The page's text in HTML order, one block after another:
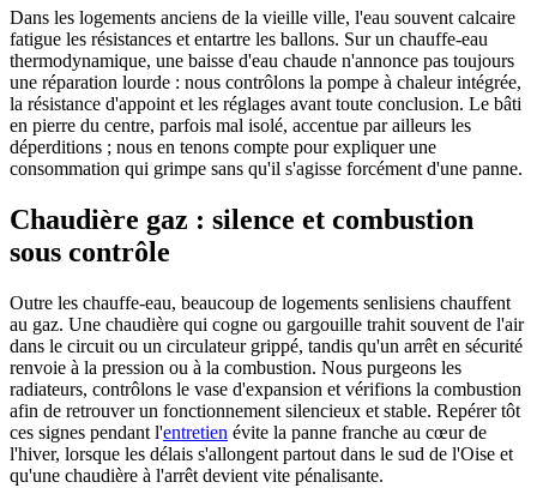
Dans les logements anciens de la vieille ville, l'eau souvent calcaire
fatigue les résistances et entartre les ballons. Sur un chauffe-eau
thermodynamique, une baisse d'eau chaude n'annonce pas toujours
une réparation lourde : nous contrôlons la pompe à chaleur intégrée,
la résistance d'appoint et les réglages avant toute conclusion. Le bâti
en pierre du centre, parfois mal isolé, accentue par ailleurs les
déperditions ; nous en tenons compte pour expliquer une
consommation qui grimpe sans qu'il s'agisse forcément d'une panne.
Chaudière gaz : silence et combustion
sous contrôle
Outre les chauffe-eau, beaucoup de logements senlisiens chauffent
au gaz. Une chaudière qui cogne ou gargouille trahit souvent de l'air
dans le circuit ou un circulateur grippé, tandis qu'un arrêt en sécurité
renvoie à la pression ou à la combustion. Nous purgeons les
radiateurs, contrôlons le vase d'expansion et vérifions la combustion
afin de retrouver un fonctionnement silencieux et stable. Repérer tôt
ces signes pendant l'entretien évite la panne franche au cœur de
l'hiver, lorsque les délais s'allongent partout dans le sud de l'Oise et
qu'une chaudière à l'arrêt devient vite pénalisante.